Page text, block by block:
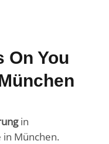
On You
in
München.